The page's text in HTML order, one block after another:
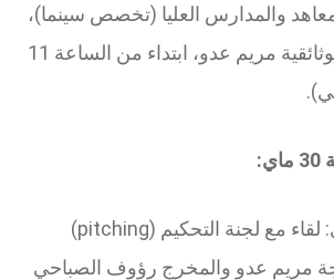
والمدارس العليا (تخصص سينما)،
تؤطرها المخرجة الوثائقية مريم عدو، ابتداء من الساعة 11
س 9 بقاعة المنوني: لقاء مع لجنة التحكيم (pitching)
مريم عدو والمخرج رؤوف الصباحي